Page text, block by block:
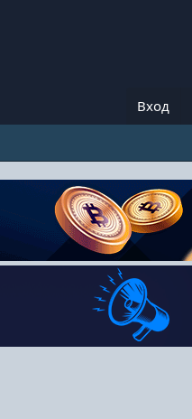
Вход